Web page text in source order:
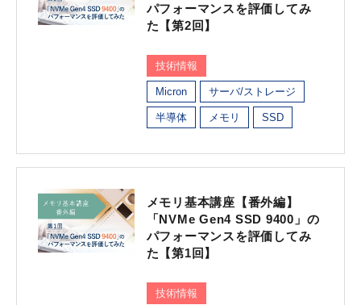
パフォーマンスを評価してみ
た【第2回】
技術情報
Micron サーバ/ストレージ
半導体 メモリ SSD
メモリ基本講座【番外編】
「NVMe Gen4 SSD 9400」の
パフォーマンスを評価してみ
た【第1回】
技術情報